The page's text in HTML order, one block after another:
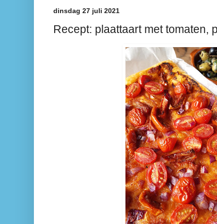
dinsdag 27 juli 2021
Recept: plaattaart met tomaten,